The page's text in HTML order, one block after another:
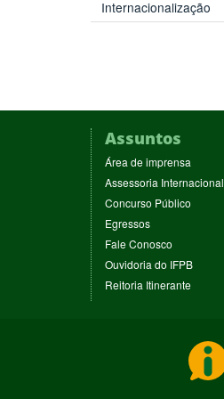
Internacionalização
Assuntos
Área de imprensa
em
nova
Assessoria Internacional
Concurso Público
Egressos(abre
nova
janela)
Fale Conosco
em
nova
janela)
Ouvidoria do IFPB(abre
Reitoria Itinerante(abre